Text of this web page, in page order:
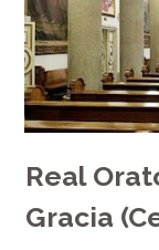
Real
Gracia